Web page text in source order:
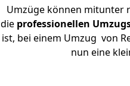
Umzüge können mitunter
die professionellen
ist, bei einem Umzug von
nun eine